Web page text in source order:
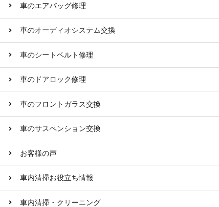
車のエアバッグ修理
車のオーディオシステム交換
車のシートベルト修理
車のドアロック修理
車のフロントガラス交換
車のサスペンション交換
お客様の声
車内清掃お役立ち情報
車内清掃・クリーニング